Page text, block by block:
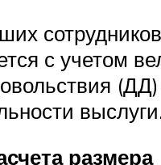
с учетом
размера